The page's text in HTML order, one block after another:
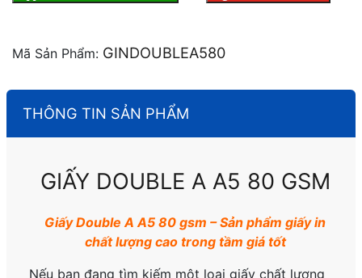
Mã Sản Phẩm: GINDOUBLEA580
THÔNG TIN SẢN PHẨM
GIẤY DOUBLE A A5 80 GSM
Giấy Double A A5 80 gsm – Sản phẩm giấy in
chất lượng cao trong tầm giá tốt
Nếu bạn đang tìm kiếm một loại giấy chất lượng